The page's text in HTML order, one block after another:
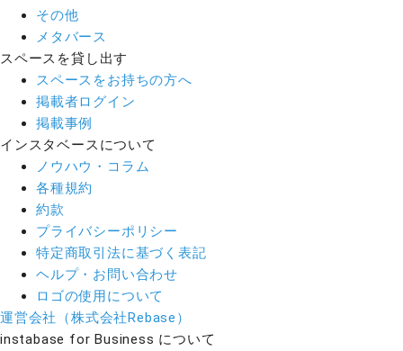
その他
メタバース
スペースを貸し出す
スペースをお持ちの方へ
掲載者ログイン
掲載事例
インスタベースについて
ノウハウ・コラム
各種規約
約款
プライバシーポリシー
特定商取引法に基づく表記
ヘルプ・お問い合わせ
ロゴの使用について
運営会社（株式会社Rebase）
instabase for Business について